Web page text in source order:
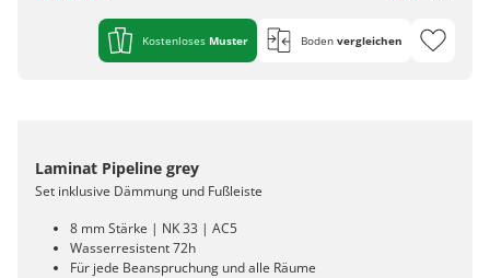
Kostenloses Muster Boden vergleichen
Laminat Pipeline grey
Set inklusive Dämmung und Fußleiste
8 mm Stärke | NK 33 | AC5
Wasserresistent 72h
Für jede Beanspruchung und alle Räume